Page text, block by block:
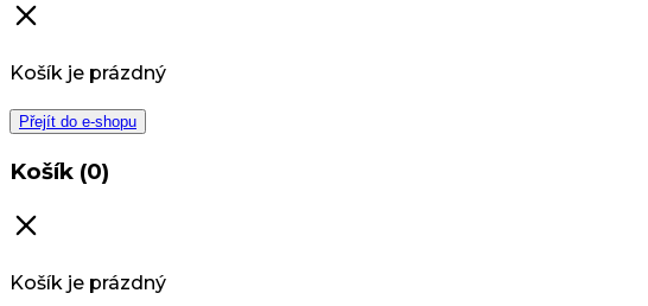
Košík je prázdný
Přejít do e-shopu
Košík (0)
Košík je prázdný